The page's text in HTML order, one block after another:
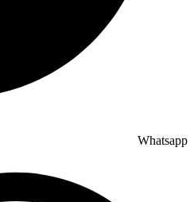
Whatsapp